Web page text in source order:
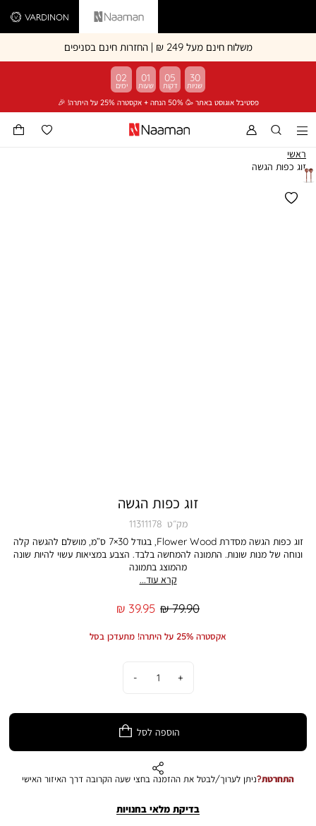
Vardinon Naaman
משלוח חינם מעל 249 ₪ | החזרות חינם בסניפים
פסטיבל אוגוסט באתר 🥳 50% הנחה + אקסטרה 25% על היתרה! 🎉
02 01 05 29
ראשי
זוג כפות הגשה
זוג כפות הגשה
מק״ט 11311178
זוג כפות הגשה מסדרת Flower Wood, בגודל 30×7 ס”מ, מושלם להגשה קלה
ונוחה של מנות שונות. התמונה להמחשה בלבד. הצבע במציאות עשוי להיות שונה
מהמוצג בתמונה
קרא עוד...
מחיר
39.95 ₪
מחיר
79.90 ₪
אקסטרה 25% על היתרה! מתעדכן בסל
הוספה לסל
התחרטת?ניתן לערוך/לבטל את ההזמנה בחצי שעה הקרובה דרך האיזור האישי
בדיקת מלאי בחנויות